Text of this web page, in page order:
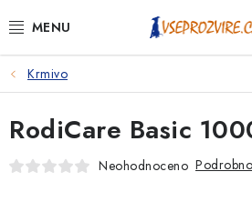
na
PSI
KOČKY
KONĚ
Krmivo
RodiCare Basic
Neohodnoceno